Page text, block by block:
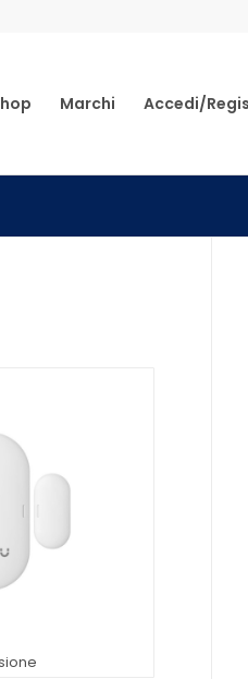
Marchi Accedi/